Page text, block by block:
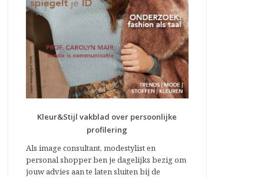
Kleur&Stijl vakblad over persoonlijke
profilering
Als image consultant, modestylist en
personal shopper ben je dagelijks bezig om
jouw advies aan te laten sluiten bij de